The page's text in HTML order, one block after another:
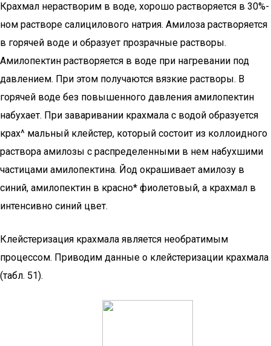
Крахмал нерастворим в воде, хорошо растворяется в 30%-
ном растворе салицилового натрия. Амилоза растворяется
в горячей во­де и образует прозрачные растворы.
Амилопектин растворяется в воде при нагревании под
давлением. При этом получаются вязкие растворы. В
горячей воде без повышенного давления амилопектин
набухает. При заваривании крахмала с водой образуется
крах^ мальный клейстер, который состоит из коллоидного
раствора ами­лозы с распределенными в нем набухшими
частицами амилопек­тина. Йод окрашивает амилозу в
синий, амилопектин в красно* фиолетовый, а крахмал в
интенсивно синий цвет.
Клейстеризация крахмала является необратимым
процессом. Приводим данные о клейстеризации крахмала
(табл. 51).